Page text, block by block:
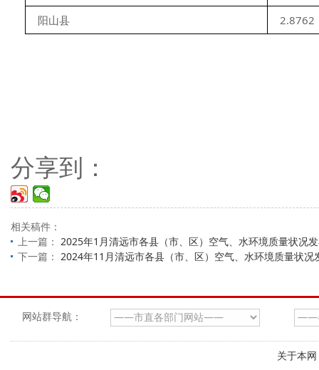
阳山县
2.8762
分享到：
相关稿件：
上一篇： 2025年1月清远市各县（市、区）空气、水环境质量状况
下一篇： 2024年11月清远市各县（市、区）空气、水环境质量状况
网站群导航：
关于本网